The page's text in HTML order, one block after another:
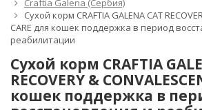
Craftia Galena (Сербия)
Сухой корм CRAFTIA GALENA CAT
CARE для кошек поддержка в период
реабилитации
Сухой корм CRAFTIA
RECOVERY &
кошек поддержка в